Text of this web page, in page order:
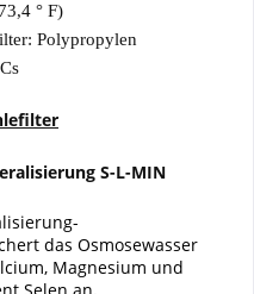
° F)
Polypropylen
S-L-MIN
das Osmosewasser
Magnesium und